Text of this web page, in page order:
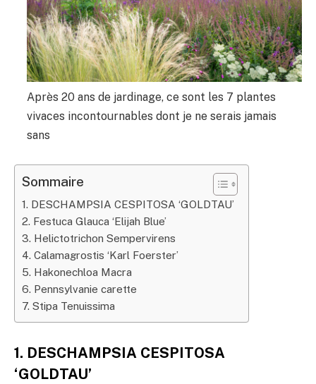
Après 20 ans de jardinage, ce sont les 7 plantes
vivaces incontournables dont je ne serais jamais
sans
Sommaire
1. DESCHAMPSIA CESPITOSA ‘GOLDTAU’
2. Festuca Glauca ‘Elijah Blue’
3. Helictotrichon Sempervirens
4. Calamagrostis ‘Karl Foerster’
5. Hakonechloa Macra
6. Pennsylvanie carette
7. Stipa Tenuissima
1. DESCHAMPSIA CESPITOSA
‘GOLDTAU’